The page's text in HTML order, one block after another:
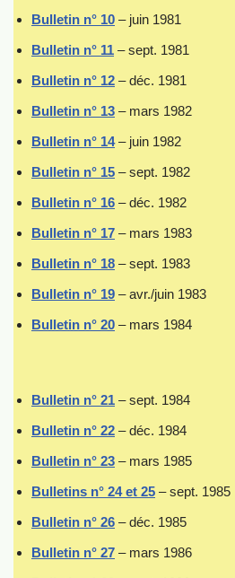
Bulletin n° 10 – juin 1981
Bulletin n° 11 – sept. 1981
Bulletin n° 12 – déc. 1981
Bulletin n° 13 – mars 1982
Bulletin n° 14– juin 1982
Bulletin n° 15 – sept. 1982
Bulletin n° 16 – déc. 1982
Bulletin n° 17 – mars 1983
Bulletin n° 18 – sept. 1983
Bulletin n° 19 – avr./juin 1983
Bulletin n° 20 – mars 1984
Bulletin n° 21 – sept. 1984
Bulletin n° 22 – déc. 1984
Bulletin n° 23 – mars 1985
Bulletins n° 24 et 25 – sept. 1985
Bulletin n° 26 – déc. 1985
Bulletin n° 27 – mars 1986